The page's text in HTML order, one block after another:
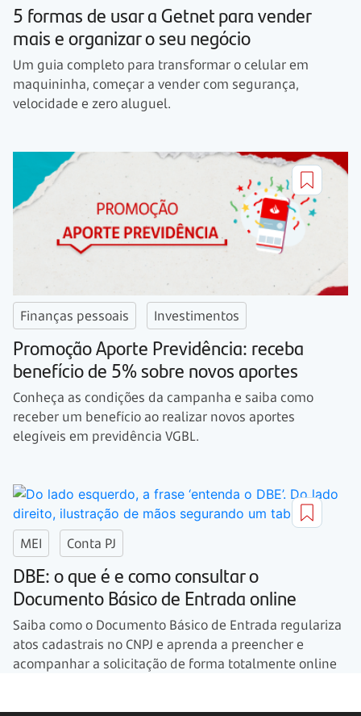
5 formas de usar a Getnet para vender
mais e organizar o seu negócio
Um guia completo para transformar o celular em
maquininha, começar a vender com segurança,
velocidade e zero aluguel.
Finanças pessoais Investimentos
Promoção Aporte Previdência: receba
benefício de 5% sobre novos aportes
Conheça as condições da campanha e saiba como
receber um benefício ao realizar novos aportes
elegíveis em previdência VGBL.
MEI Conta PJ
DBE: o que é e como consultar o
Documento Básico de Entrada online
Saiba como o Documento Básico de Entrada regulariza
atos cadastrais no CNPJ e aprenda a preencher e
acompanhar a solicitação de forma totalmente online